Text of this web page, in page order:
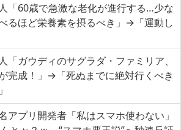
「60歳で急激な老化が進行する…少な
るほど栄養素を摂るべき」→「運動し
「ガウディのサグラダ・ファミリア、
完成！」→「死ぬまでに絶対行くべき
アプリ開発者「私はスマホ使わない」